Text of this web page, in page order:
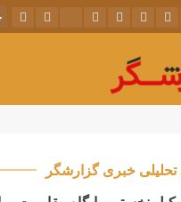
خبری گزارشگر